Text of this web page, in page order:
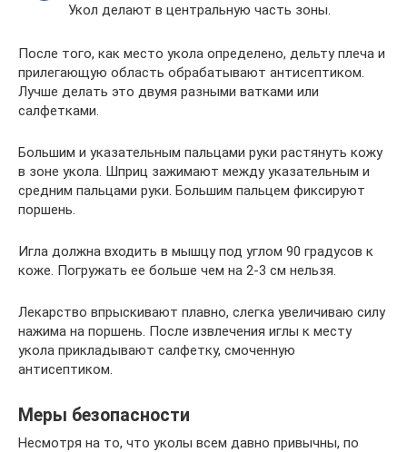
Укол делают в центральную часть зоны.
После того, как место укола определено, дельту плеча и
прилегающую область обрабатывают антисептиком.
Лучше делать это двумя разными ватками или
салфетками.
Большим и указательным пальцами руки растянуть кожу
в зоне укола. Шприц зажимают между указательным и
средним пальцами руки. Большим пальцем фиксируют
поршень.
Игла должна входить в мышцу под углом 90 градусов к
коже. Погружать ее больше чем на 2-3 см нельзя.
Лекарство впрыскивают плавно, слегка увеличиваю силу
нажима на поршень. После извлечения иглы к месту
укола прикладывают салфетку, смоченную
антисептиком.
Меры безопасности
Несмотря на то, что уколы всем давно привычны, по